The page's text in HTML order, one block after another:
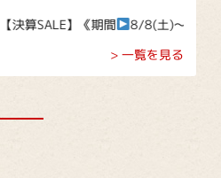
SALE】《期間
8/8(土)～8/16(日)》
> 一覧を見る